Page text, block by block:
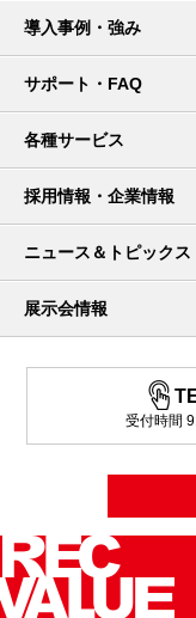
導入事例・強み
サポート・FAQ
各種サービス
採用情報・企業情報
ニュース＆トピックス
展示会情報
受付時間